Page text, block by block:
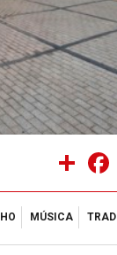
Share
MÚSICA